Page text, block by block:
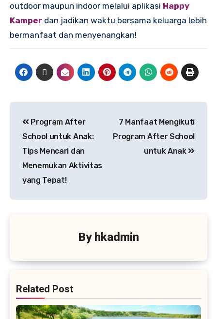
outdoor maupun indoor melalui aplikasi Happy
Kamper dan jadikan waktu bersama keluarga lebih
bermanfaat dan menyenangkan!
Program After
School untuk Anak:
Tips Mencari dan
Menemukan Aktivitas
yang Tepat!
7 Manfaat Mengikuti
Program After School
untuk Anak
By hkadmin
Related Post